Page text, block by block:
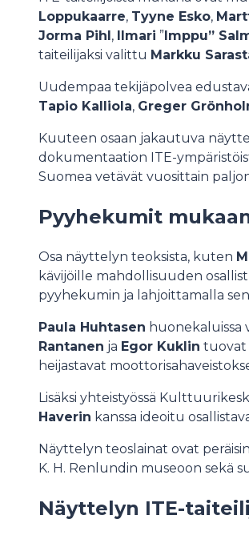
Loppukaarre, Tyyne Esko,
Jorma Pihl, Ilmari ”Imppu”
taiteilijaksi valittu Markku
Uudempaa tekijäpolvea
Tapio Kalliola, Greger
Kuuteen osaan jakautuva
dokumentaation ITE-
Suomea vetävät vuosittain
Pyyhekumit
Osa näyttelyn teoksista, kuten
kävijöille mahdollisuuden
pyyhekumin ja lahjoittamalla
Paula Huhtasen huonekaluissa
Rantanen ja Egor Kuklin tuovat
heijastavat
Lisäksi yhteistyössä
Haverin kanssa ideoitu
Näyttelyn teoslainat ovat
K. H. Renlundin museoon sekä
Näyttelyn ITE-